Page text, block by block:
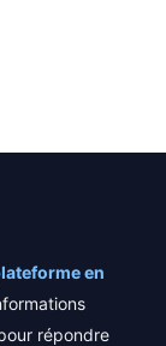
en
répondre